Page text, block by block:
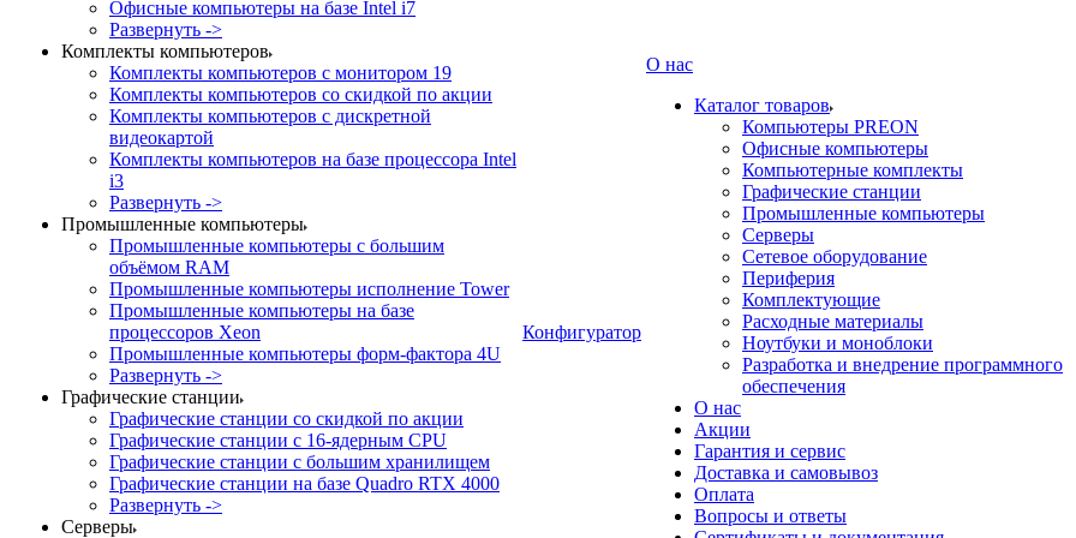
Офисные компьютеры на базе Intel i7
Развернуть ->
Комплекты компьютеров
Комплекты компьютеров с монитором 19
Комплекты компьютеров со скидкой по акции
Комплекты компьютеров с дискретной
видеокартой
Комплекты компьютеров на базе процессора Intel
i3
Развернуть ->
Промышленные компьютеры
Промышленные компьютеры с большим
объёмом RAM
Промышленные компьютеры исполнение Tower
Промышленные компьютеры на базе
процессоров Xeon
Промышленные компьютеры форм-фактора 4U
Развернуть ->
Графические станции
Графические станции со скидкой по акции
Графические станции с 16-ядерным CPU
Графические станции с большим хранилищем
Графические станции на базе Quadro RTX 4000
Развернуть ->
Серверы
Конфигуратор
О нас
Каталог товаров
Компьютеры PREON
Офисные компьютеры
Компьютерные комплекты
Графические станции
Промышленные компьютеры
Серверы
Сетевое оборудование
Периферия
Комплектующие
Расходные материалы
Ноутбуки и моноблоки
Разработка и внедрение программного
обеспечения
О нас
Акции
Гарантия и сервис
Доставка и самовывоз
Оплата
Вопросы и ответы